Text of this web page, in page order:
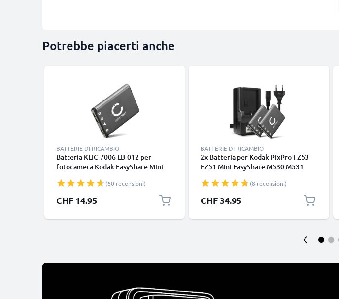
Potrebbe piacerti anche
BATTERIE DI RICAMBIO
Batteria KLIC-7006 LB-012 per
fotocamera Kodak EasyShare Mini
M552 M575 M577 M580 M583 M873
M883 Affidabile ricambio da
700mAh, marca CELLONIC
(60 recensioni)
CHF 14.95
BATTERIE DI RICAMBIO
2x Batteria per Kodak PixPro FZ53
FZ51 Mini EasyShare M530 M531
M873 - KLIC-7006 LB-012 700mAh +
Caricabatteria di Ricambio
sostituzione scorta
(8 recensioni)
CHF 34.95